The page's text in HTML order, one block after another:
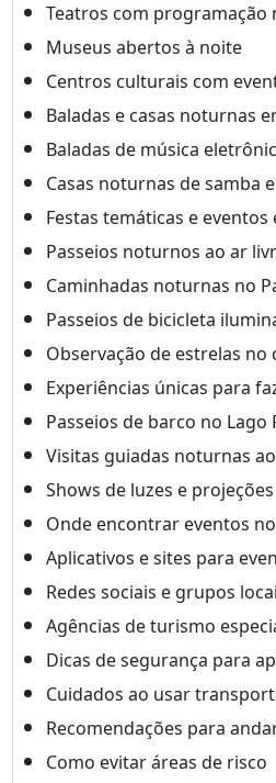
Teatros com programação
Museus abertos à noite
Centros culturais com
Baladas e casas noturnas
Baladas de música
Casas noturnas de samba
Festas temáticas e eventos
Passeios noturnos ao ar
Caminhadas noturnas no
Passeios de bicicleta
Observação de estrelas no
Experiências únicas para
Passeios de barco no Lago
Visitas guiadas noturnas
Shows de luzes e
Onde encontrar eventos
Aplicativos e sites para
Redes sociais e grupos
Agências de turismo
Dicas de segurança para
Cuidados ao usar
Recomendações para
Como evitar áreas de risco